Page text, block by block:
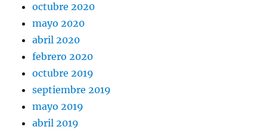
octubre 2020
mayo 2020
abril 2020
febrero 2020
octubre 2019
septiembre 2019
mayo 2019
abril 2019